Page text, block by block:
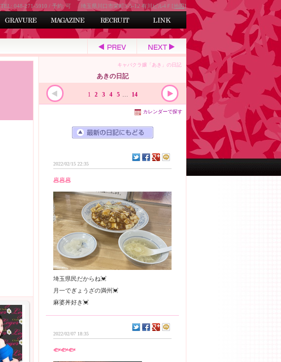
TEL: 048-271-5910 / 予約: 可 埼玉県川口市栄町3-5-12 有川ビル4Ｆ[地図]
あきの日記
キャバクラ嬢「あき」の日記
1 2 3 4 5 … 14
カレンダーで探す
2022/02/15 22:35
🥟🥟🥟
埼玉県民だからね💓
月一でぎょうざの満州💓
2022/02/07 18:35
🐟🐟🐟